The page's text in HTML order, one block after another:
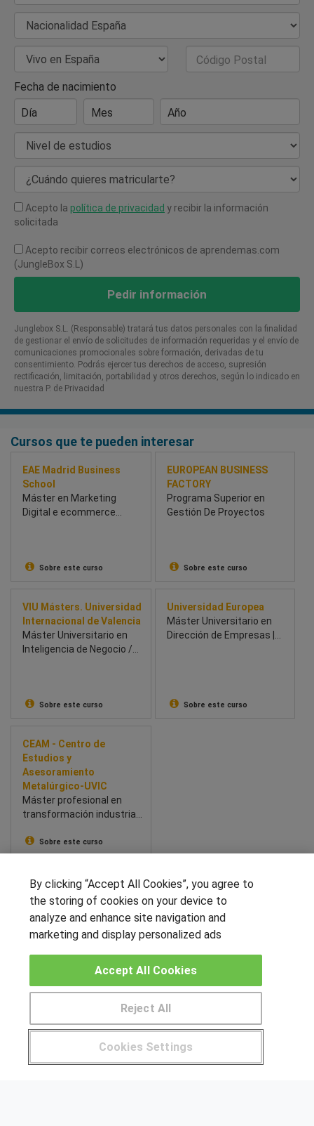
Nacionalidad
País de Residencia
Código Postal
Fecha de nacimiento
Día
Mes Año
Nivel de estudios
¿Cuándo quieres matricularte?
Acepto la política de privacidad y recibir la información
solicitada
Acepto recibir correos electrónicos de aprendemas.com
(JungleBox S.L)
Pedir información
Junglebox S.L. (Responsable) tratará tus datos personales con la finalidad
de gestionar el envío de solicitudes de información requeridas y el envío de
comunicaciones promocionales sobre formación, derivadas de tu
consentimiento. Podrás ejercer tus derechos de acceso, supresión
rectificación, limitación, portabilidad y otros derechos, según lo indicado en
nuestra P. de Privacidad​
Cursos que te pueden interesar
EAE Madrid Business
School
Máster en Marketing
Digital e ecommerce
Sobre este curso
EUROPEAN BUSINESS
FACTORY
Programa Superior en
Gestión De Proyectos
Sobre este curso
VIU Másters. Universidad
Internacional de Valencia
Máster Universitario en
Inteligencia de Negocio /
Sobre este curso
Universidad Europea
Máster Universitario en
Dirección de Empresas |
Sobre este curso
CEAM - Centro de
Estudios y
Asesoramiento
Metalúrgico-UVIC
Máster profesional en
transformación industrial:
prácticas en empresas.
Sobre este curso
Pide más información al centro
¿Tienes alguna duda? 900 264 357
SÍGUENOS EN LAS REDES
Muro de los idiomas
Hablemos de empleo
Locos por las becas
CENTROS DE FORMACIÓN
By clicking “Accept All Cookies”, you agree to
the storing of cookies on your device to
analyze and enhance site navigation and
marketing and display personalized ads
Cookies Settings
Reject All
Accept All Cookies